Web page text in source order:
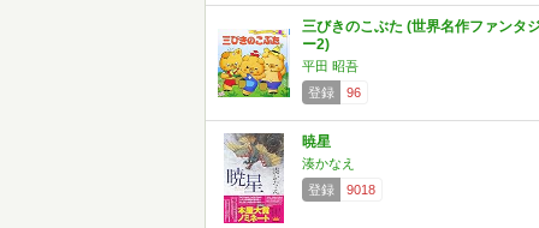
三びきのこぶた (世界名作ファンタ
ー2)
平田 昭吾
登録
96
暁星
湊かなえ
登録
9018